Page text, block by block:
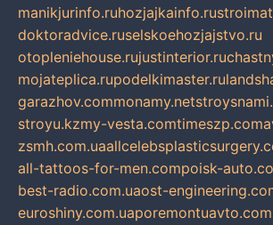
manikjurinfo.ruhozjajkainfo.ru
doktoradvice.ruselskoehozjajstvo.ru
otopleniehouse.rujustinterior.ru
mojateplica.rupodelkimaster.ru
garazhov.commonamy.net
stroyu.kzmy-vesta.comtimeszp.com
zsmh.com.ua
all-tattoos-for-men.compoisk-
best-radio.com.uaost-
euroshiny.com.uaporemontuavto.com